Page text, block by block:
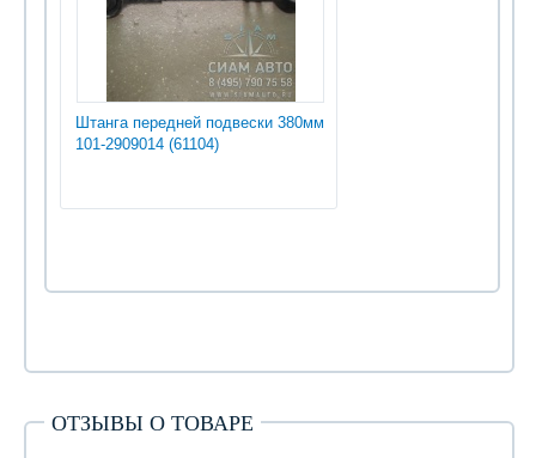
Штанга передней подвески 380мм
101-2909014 (61104)
ОТЗЫВЫ О ТОВАРЕ